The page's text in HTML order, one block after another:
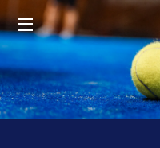
Ga
direct
naar
de
hoofdinhoud